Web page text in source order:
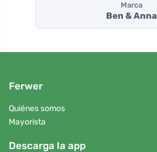
Marca
Ben & Anna
Ferwer
Quiénes somos
Mayorista
Descarga la app